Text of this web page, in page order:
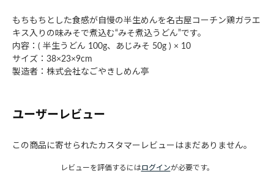
もちもちとした食感が自慢の半生めんを名古屋コーチン鶏ガラエ
キス入りの味みそで煮込む“みそ煮込うどん”です。
内容：( 半生うどん 100g、あじみそ 50g ) × 10
サイズ：38×23×9cm
製造者：株式会社なごやきしめん亭
ユーザーレビュー
この商品に寄せられたカスタマーレビューはまだありません。
レビューを評価するにはログインが必要です。